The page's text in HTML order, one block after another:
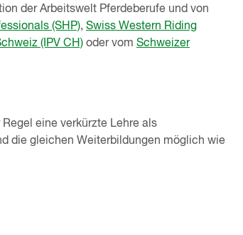
der Arbeitswelt Pferdeberufe und von
(SHP), Swiss Western Riding
(IPV CH) oder vom Schweizer
eine verkürzte Lehre als
die gleichen Weiterbildungen möglich wie